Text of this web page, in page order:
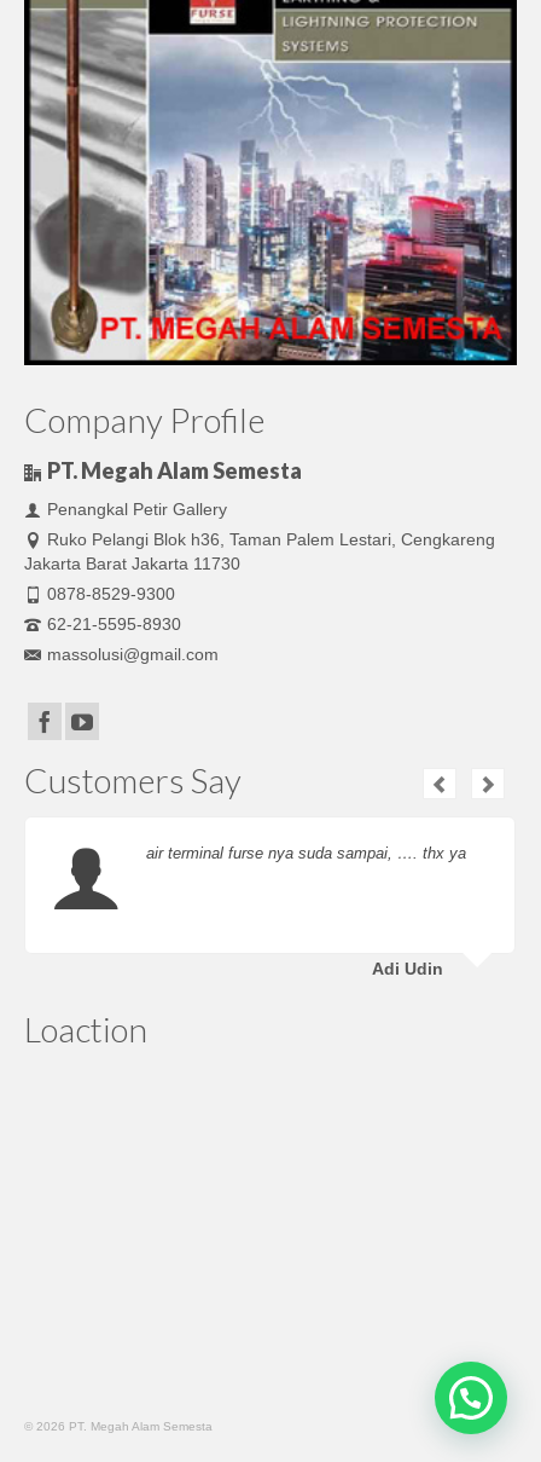
Company Profile
PT. Megah Alam Semesta
Penangkal Petir Gallery
Ruko Pelangi Blok h36, Taman Palem Lestari, Cengkareng
Jakarta Barat Jakarta 11730
0878-8529-9300
62-21-5595-8930
massolusi@gmail.com
Customers Say
air terminal furse nya suda sampai, …. thx ya
Adi Udin
Loaction
© 2026 PT. Megah Alam Semesta